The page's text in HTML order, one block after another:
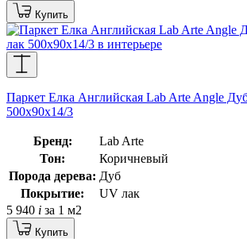
Купить
Паркет Елка Английская Lab Arte Angle
500х90х14/3
Бренд:
Lab Arte
Тон:
Коричневый
Порода дерева: Дуб
Покрытие:
UV лак
5 940 i за 1 м2
Купить